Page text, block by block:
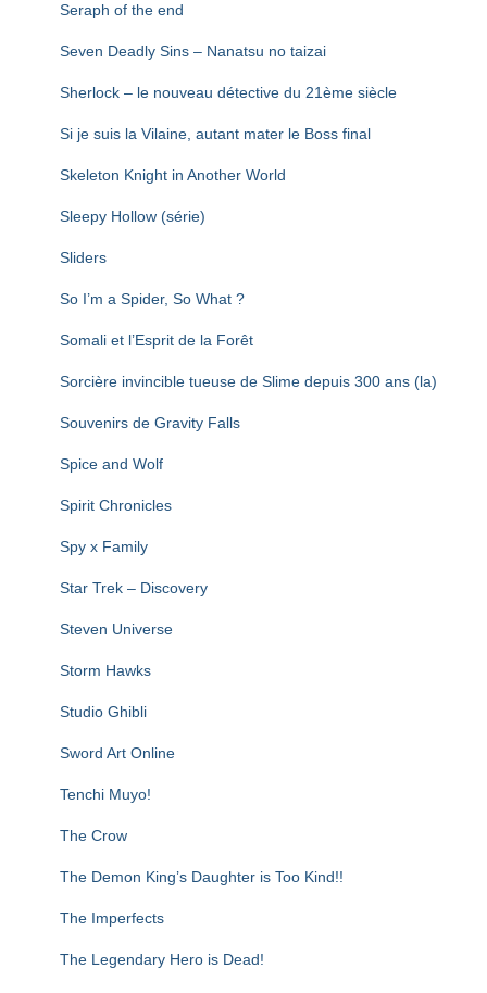
Seraph of the end
Seven Deadly Sins – Nanatsu no taizai
Sherlock – le nouveau détective du 21ème siècle
Si je suis la Vilaine, autant mater le Boss final
Skeleton Knight in Another World
Sleepy Hollow (série)
Sliders
So I’m a Spider, So What ?
Somali et l’Esprit de la Forêt
Sorcière invincible tueuse de Slime depuis 300 ans (la)
Souvenirs de Gravity Falls
Spice and Wolf
Spirit Chronicles
Spy x Family
Star Trek – Discovery
Steven Universe
Storm Hawks
Studio Ghibli
Sword Art Online
Tenchi Muyo!
The Crow
The Demon King’s Daughter is Too Kind!!
The Imperfects
The Legendary Hero is Dead!